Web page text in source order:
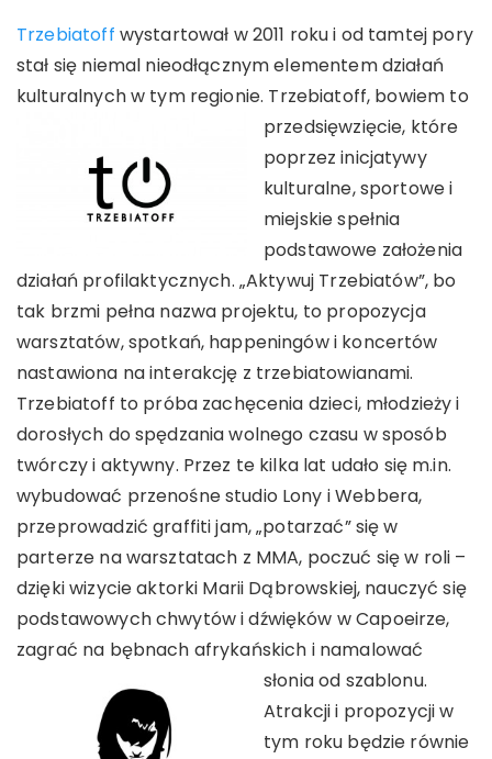
Trzebiatoff wystartował w 2011 roku i od tamtej pory
stał się niemal nieodłącznym elementem działań
kulturalnych w tym regionie. Trzebiatoff, bowiem to
przedsięwzięcie, które
poprzez inicjatywy
kulturalne, sportowe i
miejskie spełnia
podstawowe założenia
działań profilaktycznych. „Aktywuj Trzebiatów”, bo
tak brzmi pełna nazwa projektu, to propozycja
warsztatów, spotkań, happeningów i koncertów
nastawiona na interakcję z trzebiatowianami.
Trzebiatoff to próba zachęcenia dzieci, młodzieży i
dorosłych do spędzania wolnego czasu w sposób
twórczy i aktywny. Przez te kilka lat udało się m.in.
wybudować przenośne studio Lony i Webbera,
przeprowadzić graffiti jam, „potarzać” się w
parterze na warsztatach z MMA, poczuć się w roli –
dzięki wizycie aktorki Marii Dąbrowskiej, nauczyć się
podstawowych chwytów i dźwięków w Capoeirze,
zagrać na bębnach afrykańskich i namalować
słonia od szablonu.
Atrakcji i propozycji w
tym roku będzie równie